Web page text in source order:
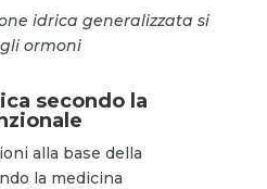
idrica generalizzata si
ormoni
secondo la
alla base della
la medicina